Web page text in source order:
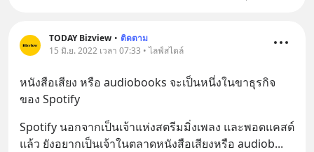
TODAY Bizview • ติดตาม
15 มิ.ย. 2022 เวลา 07:33 • ไลฟ์สไตล์
หนังสือเสียง หรือ audiobooks จะเป็นหนึ่งในขาธุรกิจ
ของ Spotify
Spotify นอกจากเป็นเจ้าแห่งสตรีมมิ่งเพลง และพอดแคสต์
แล้ว ยังอยากเป็นเจ้าในตลาดหนังสือเสียงหรือ audiob...